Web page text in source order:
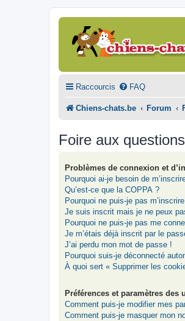
Raccourcis FAQ
Chiens-chats.be Forum
Foire aux questions
Problèmes de connexion et
Pourquoi ai-je besoin de
Qu’est-ce que la COPPA ?
Pourquoi ne puis-je pas
Je suis inscrit mais je ne peux
Pourquoi ne puis-je pas me
Je m’étais déjà inscrit par le
J’ai perdu mon mot de passe !
Pourquoi suis-je déconnecté
À quoi sert « Supprimer les
Préférences et paramètres des
Comment puis-je modifier mes
Comment puis-je masquer mon